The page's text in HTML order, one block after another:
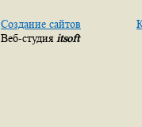
Создание сайтов
Веб-студия itsoft